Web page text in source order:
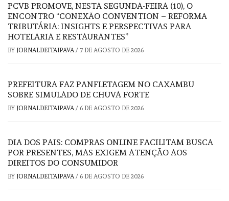
PCVB PROMOVE, NESTA SEGUNDA-FEIRA (10), O
ENCONTRO “CONEXÃO CONVENTION – REFORMA
TRIBUTÁRIA: INSIGHTS E PERSPECTIVAS PARA
HOTELARIA E RESTAURANTES”
BY JORNALDEITAIPAVA/ 7 DE AGOSTO DE 2026
PREFEITURA FAZ PANFLETAGEM NO CAXAMBU
SOBRE SIMULADO DE CHUVA FORTE
BY JORNALDEITAIPAVA/ 6 DE AGOSTO DE 2026
DIA DOS PAIS: COMPRAS ONLINE FACILITAM BUSCA
POR PRESENTES, MAS EXIGEM ATENÇÃO AOS
DIREITOS DO CONSUMIDOR
BY JORNALDEITAIPAVA/ 6 DE AGOSTO DE 2026